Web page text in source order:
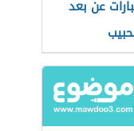
عن بعد